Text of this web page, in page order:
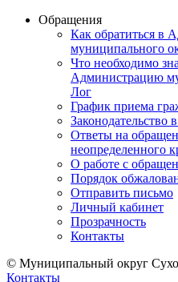
Обращения
Как обратиться в
муниципального
Что необходимо
Администрацию
Лог
График приема
Законодательство
Ответы на
неопределенного
О работе с
Порядок
Отправить письмо
Личный кабинет
Прозрачность
Контакты
© Муниципальный округ
Контакты